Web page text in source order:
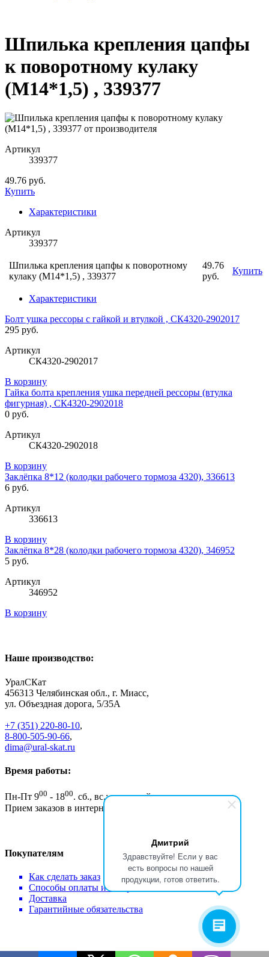
Дмитрий
Здравствуйте! Если у вас
есть вопросы по нашей
продукции, готов ответить.
Шпилька крепления цапфы
к поворотному кулаку
(М14*1,5) , 339377
Артикул
339377
49.76 руб.
Купить
Характеристики
Артикул
339377
Шпилька крепления цапфы к поворотному
кулаку (М14*1,5) , 339377
49.76
руб.
Купить
Характеристики
Болт ушка рессоры с гайкой и втулкой , СК4320-2902017
295 руб.
Артикул
СК4320-2902017
В корзину
Гайка болта крепления ушка передней рессоры (втулка
фигурная) , СК4320-2902018
0 руб.
Артикул
СК4320-2902018
В корзину
Заклёпка 8*12 (колодки рабочего тормоза 4320), 336613
6 руб.
Артикул
336613
В корзину
Заклёпка 8*28 (колодки рабочего тормоза 4320), 346952
5 руб.
Артикул
346952
В корзину
Наше производство:
УралСКат
456313 Челябинская обл., г. Миасс,
ул. Объездная дорога, 5/35А
+7 (351) 220-80-10,
8-800-505-90-66,
dima@ural-skat.ru
Время работы:
Пн-Пт 900 - 1800. сб., вс.: выходной
Прием заказов в интернет магазине - круглосуточно
Покупателям
Как сделать заказ
Способы оплаты и возврат
Доставка
Гарантийные обязательства